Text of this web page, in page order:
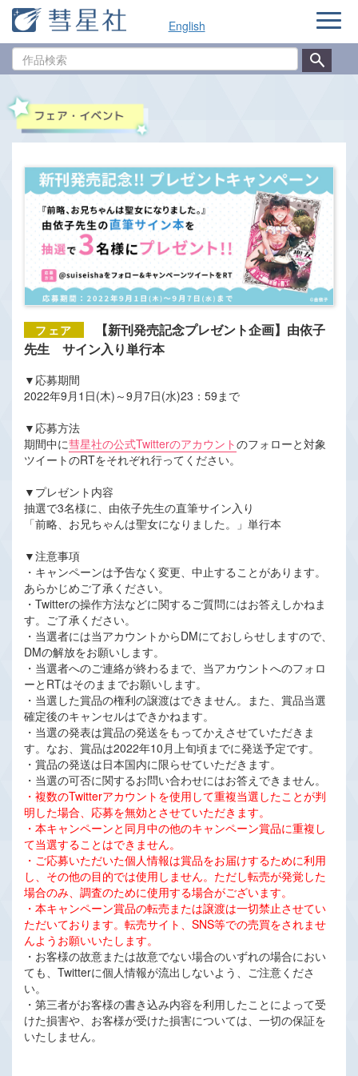
English
品
ナ
ゲ
【新刊発売記念プレゼント企画】由依子
先生 サイン入り単行本
▼応募期間
2022年9月1日(木)～9月7日(水)23：59まで
▼応募方法
期間中に彗星社の公式Twitterのアカウントのフォローと対象
ツイートのRTをそれぞれ行ってください。
▼プレゼント内容
抽選で3名様に、由依子先生の直筆サイン入り
「前略、お兄ちゃんは聖女になりました。」単行本
▼注意事項
・キャンペーンは予告なく変更、中止することがあります。
あらかじめご了承ください。
・Twitterの操作方法などに関するご質問にはお答えしかねま
す。ご了承ください。
・当選者には当アカウントからDMにておしらせしますので、
DMの解放をお願いします。
・当選者へのご連絡が終わるまで、当アカウントへのフォロ
ーとRTはそのままでお願いします。
・当選した賞品の権利の譲渡はできません。また、賞品当選
確定後のキャンセルはできかねます。
・当選の発表は賞品の発送をもってかえさせていただきま
す。なお、賞品は2022年10月上旬頃までに発送予定です。
・賞品の発送は日本国内に限らせていただきます。
・当選の可否に関するお問い合わせにはお答えできません。
・複数のTwitterアカウントを使用して重複当選したことが判
明した場合、応募を無効とさせていただきます。
・本キャンペーンと同月中の他のキャンペーン賞品に重複し
て当選することはできません。
・ご応募いただいた個人情報は賞品をお届けするために利用
し、その他の目的では使用しません。ただし転売が発覚した
場合のみ、調査のために使用する場合がございます。
・本キャンペーン賞品の転売または譲渡は一切禁止させてい
ただいております。転売サイト、SNS等での売買をされませ
んようお願いいたします。
・お客様の故意または故意でない場合のいずれの場合におい
ても、Twitterに個人情報が流出しないよう、ご注意くださ
い。
・第三者がお客様の書き込み内容を利用したことによって受
けた損害や、お客様が受けた損害については、一切の保証を
いたしません。